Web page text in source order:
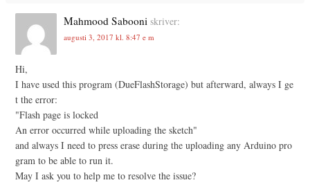
Mahmood Sabooni skriver:
augusti 3, 2017 kl. 8:47 e m
Hi,
I have used this program (DueFlashStorage) but afterward, always I ge
t the error:
"Flash page is locked
An error occurred while uploading the sketch"
and always I need to press erase during the uploading any Arduino pro
gram to be able to run it.
May I ask you to help me to resolve the issue?